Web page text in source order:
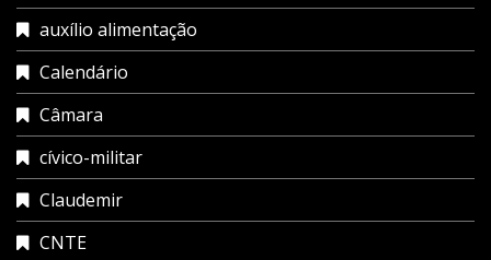
auxílio alimentação
Calendário
Câmara
cívico-militar
Claudemir
CNTE